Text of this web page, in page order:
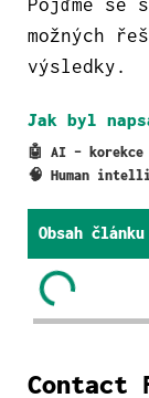
Pojďme se
možných
výsledky.
Jak byl
🤖 AI –
🧠 Human
Obsah článku
Contact